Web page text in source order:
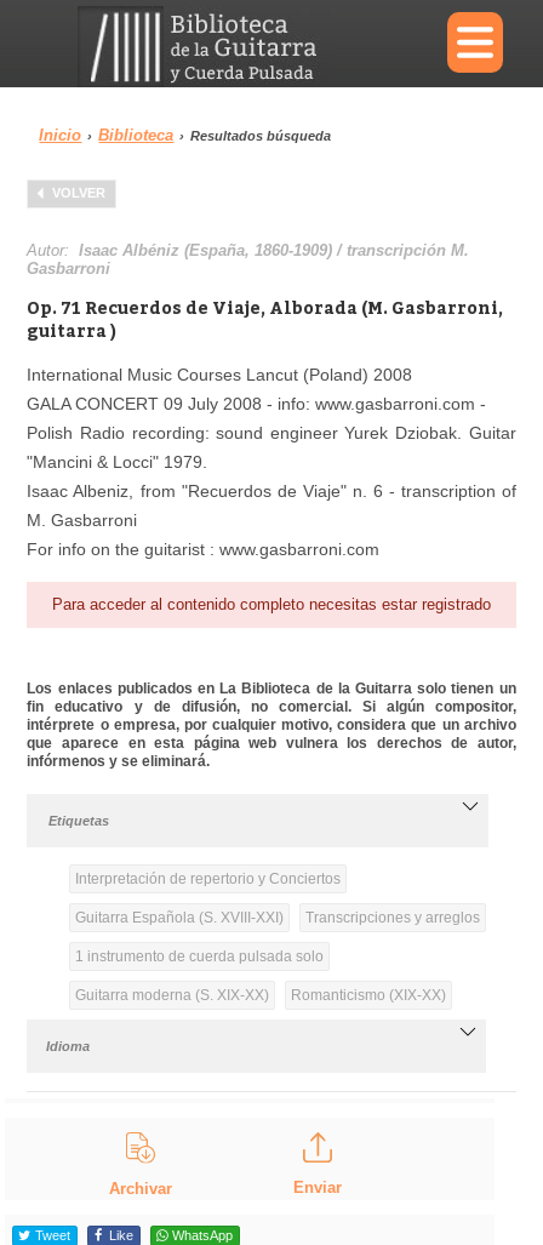
×
Menu
Biblioteca Diccionario
Área personal Reproductor
Inicio › Biblioteca › Resultados búsqueda
VOLVER
Autor:Isaac Albéniz (España, 1860-1909) / transcripción M.
Gasbarroni
Op. 71 Recuerdos de Viaje, Alborada (M. Gasbarroni,
guitarra )
International Music Courses Lancut (Poland) 2008
GALA CONCERT 09 July 2008 - info: www.gasbarroni.com -
Polish Radio recording: sound engineer Yurek Dziobak. Guitar
"Mancini & Locci" 1979.
Isaac Albeniz, from "Recuerdos de Viaje" n. 6 - transcription of
M. Gasbarroni
For info on the guitarist : www.gasbarroni.com
Para acceder al contenido completo necesitas estar registrado
Los enlaces publicados en La Biblioteca de la Guitarra solo tienen un
fin educativo y de difusión, no comercial. Si algún compositor,
intérprete o empresa, por cualquier motivo, considera que un archivo
que aparece en esta página web vulnera los derechos de autor,
infórmenos y se eliminará.
Etiquetas
Interpretación de repertorio y Conciertos
Guitarra Española (S. XVIII-XXI) Transcripciones y arreglos
1 instrumento de cuerda pulsada solo
Guitarra moderna (S. XIX-XX) Romanticismo (XIX-XX)
Idioma
Archivar Enviar
Tweet Like WhatsApp